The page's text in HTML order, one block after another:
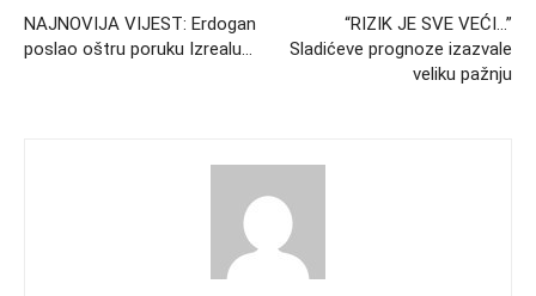
NAJNOVIJA VIJEST: Erdogan
poslao oštru poruku Izrealu…
“RIZIK JE SVE VEĆI…”
Sladićeve prognoze izazvale
veliku pažnju